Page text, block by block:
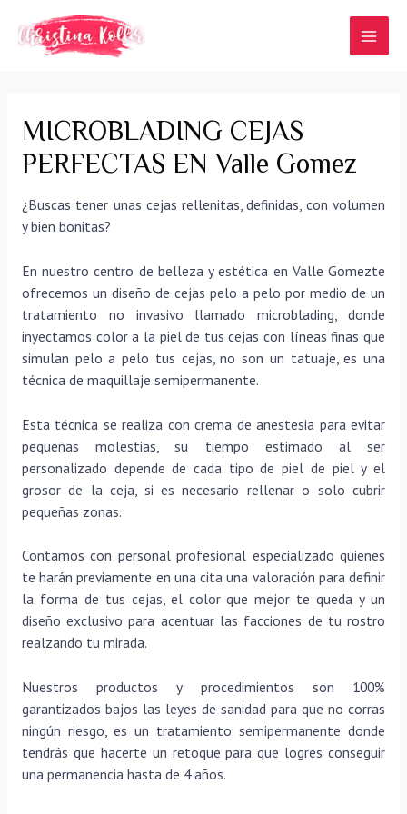
contenido
MICROBLADING CEJAS
PERFECTAS EN Valle Gomez
¿Buscas tener unas cejas rellenitas, definidas, con volumen
y bien bonitas?
En nuestro centro de belleza y estética en Valle Gomezte
ofrecemos un diseño de cejas pelo a pelo por medio de un
tratamiento no invasivo llamado microblading, donde
inyectamos color a la piel de tus cejas con líneas finas que
simulan pelo a pelo tus cejas, no son un tatuaje, es una
técnica de maquillaje semipermanente.
Esta técnica se realiza con crema de anestesia para evitar
pequeñas molestias, su tiempo estimado al ser
personalizado depende de cada tipo de piel de piel y el
grosor de la ceja, si es necesario rellenar o solo cubrir
pequeñas zonas.
Contamos con personal profesional especializado quienes
te harán previamente en una cita una valoración para definir
la forma de tus cejas, el color que mejor te queda y un
diseño exclusivo para acentuar las facciones de tu rostro
realzando tu mirada.
Nuestros productos y procedimientos son 100%
garantizados bajos las leyes de sanidad para que no corras
ningún riesgo, es un tratamiento semipermanente donde
tendrás que hacerte un retoque para que logres conseguir
una permanencia hasta de 4 años.